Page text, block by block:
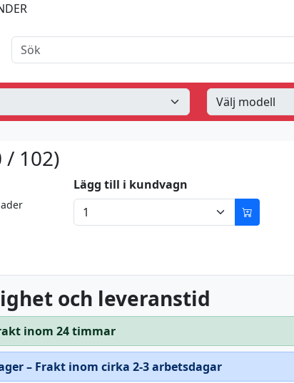
Sök
/ 102)
Lägg till i kundvagn
och leveranstid
inom 24 timmar
– Frakt inom cirka 2-3 arbetsdagar